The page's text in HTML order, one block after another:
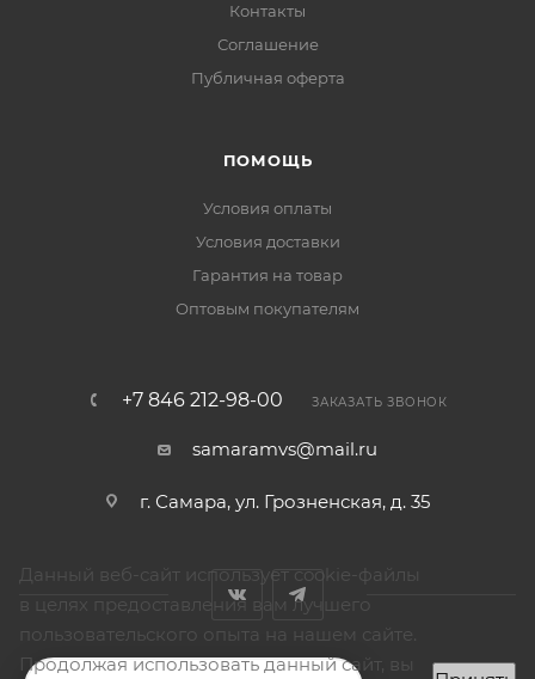
Контакты
Соглашение
Публичная оферта
ПОМОЩЬ
Условия оплаты
Условия доставки
Гарантия на товар
Оптовым покупателям
+7 846 212-98-00 ЗАКАЗАТЬ ЗВОНОК
samaramvs@mail.ru
г. Самара, ул. Грозненская, д. 35
Данный веб-сайт использует cookie-файлы
в целях предоставления вам лучшего
пользовательского опыта на нашем сайте.
Продолжая использовать данный сайт, вы